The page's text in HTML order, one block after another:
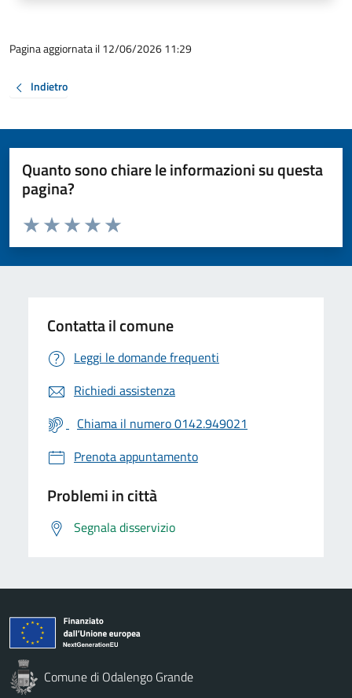
Pagina aggiornata il 12/06/2026 11:29
Indietro
Quanto sono chiare le informazioni su questa
pagina?
Valuta da 1 a 5 stelle la pagina
Valuta 5 stelle su 5
Valuta 4 stelle su 5
Valuta 3 stelle su 5
Valuta 2 stelle su 5
Valuta 1 stelle su 5
Contatta il comune
Leggi le domande frequenti
Richiedi assistenza
Chiama il numero 0142.949021
Prenota appuntamento
Problemi in città
Segnala disservizio
Comune di Odalengo Grande